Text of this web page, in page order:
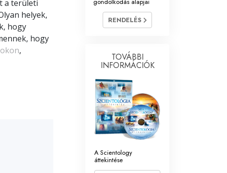
önkéntes lelkészek
a területi
helyek,
hogy
hogy
,
gondolkodás alapjai
RENDELÉS
TOVÁBBI
INFORMÁCIÓK
A Scientology
áttekintése